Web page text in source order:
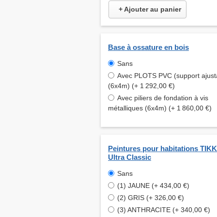
+ Ajouter au panier
Base à ossature en bois
Sans
Avec PLOTS PVC (support
(6x4m) (+ 1 292,00 €)
Avec piliers de fondation à vis
métalliques (6x4m) (+ 1 860,00 €)
Peintures pour habitations
Ultra Classic
Sans
(1) JAUNE (+ 434,00 €)
(2) GRIS (+ 326,00 €)
(3) ANTHRACITE (+ 340,00 €)